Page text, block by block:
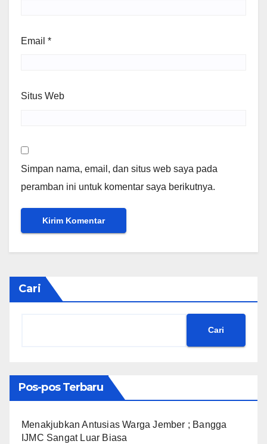
Email *
Situs Web
Simpan nama, email, dan situs web saya pada
peramban ini untuk komentar saya berikutnya.
Cari
Cari
Pos-pos Terbaru
Menakjubkan Antusias Warga Jember ; Bangga
IJMC Sangat Luar Biasa